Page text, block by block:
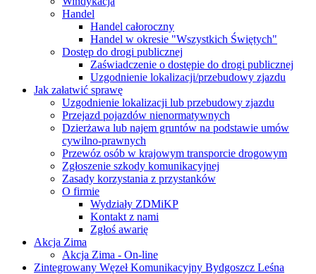
Handel
Handel całoroczny
Handel w okresie "Wszystkich Świętych"
Dostęp do drogi publicznej
Zaświadczenie o dostępie do drogi publicznej
Uzgodnienie lokalizacji/przebudowy zjazdu
Jak załatwić sprawę
Uzgodnienie lokalizacji lub przebudowy zjazdu
Przejazd pojazdów nienormatywnych
Dzierżawa lub najem gruntów na podstawie umów
cywilno-prawnych
Przewóz osób w krajowym transporcie drogowym
Zgłoszenie szkody komunikacyjnej
Zasady korzystania z przystanków
O firmie
Wydziały ZDMiKP
Kontakt z nami
Zgłoś awarię
Akcja Zima
Akcja Zima - On-line
Zintegrowany Węzeł Komunikacyjny Bydgoszcz Leśna